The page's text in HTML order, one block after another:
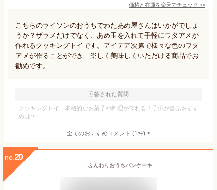
価格と在庫を楽天でチェック >>
こちらのライソンのおうちでわたあめ屋さんはいかがでしょ
うか？ザラメだけでなく、あめ玉を入れて手軽にワタアメが
作れるクッキングトイです。アイデア次第で様々な色のワタ
アメが作ることができ、楽しく美味しくいただける商品でお
勧めです。
回答された質問
クッキングトイ｜本格的なお菓子や料理が作れる！子供が喜ぶおすす
めは？
全てのおすすめコメント (1件) >
no. 20
ふんわりおうちパンケーキ